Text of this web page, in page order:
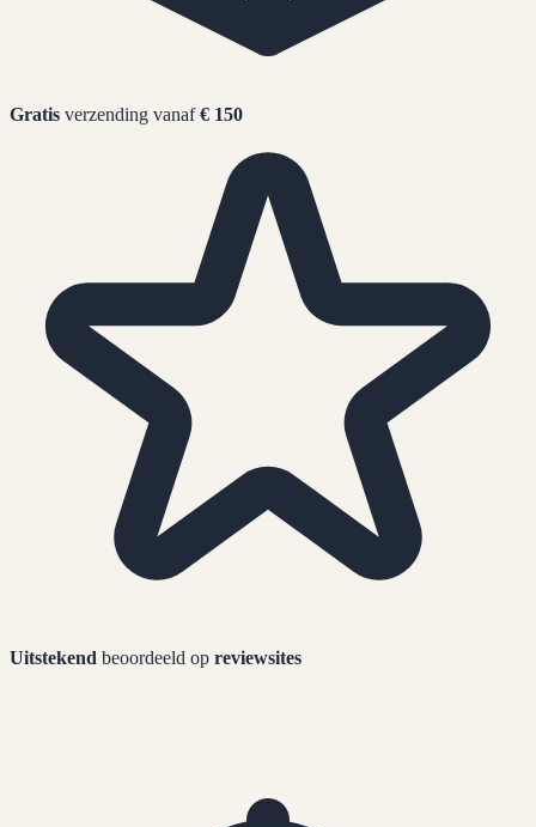
Gratis verzending vanaf€ 150
Uitstekend beoordeeld op reviewsites